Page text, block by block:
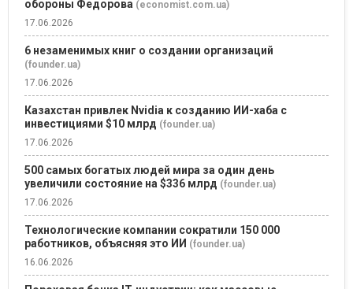
обороны Федорова (economist.com.ua)
17.06.2026
6 незаменимых книг о создании организаций
(founder.ua)
17.06.2026
Казахстан привлек Nvidia к созданию ИИ-хаба с
инвестициями $10 млрд (founder.ua)
17.06.2026
500 самых богатых людей мира за один день
увеличили состояние на $336 млрд (founder.ua)
17.06.2026
Технологические компании сократили 150 000
работников, объясняя это ИИ (founder.ua)
16.06.2026